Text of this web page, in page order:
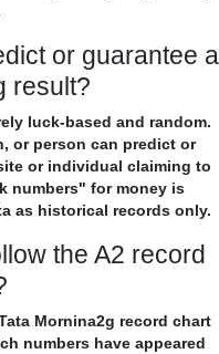
or guarantee a
result?
luck-based and random.
or person can predict or
or individual claiming to
numbers" for money is
as historical records only.
the A2 record
Mornina2g record chart
numbers have appeared